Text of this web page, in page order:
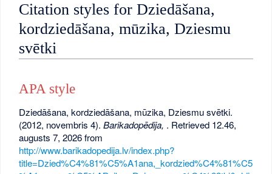
Citation styles for Dziedāšana,
kordziedāšana, mūzika, Dziesmu
svētki
APA style
Dziedāšana, kordziedāšana, mūzika, Dziesmu svētki.
(2012, novembris 4).Barikadopēdija, . Retrieved 12.46,
augusts 7, 2026 from
http://www.barikadopedija.lv/index.php?
title=Dzied%C4%81%C5%A1ana,_kordzied%C4%81%C5